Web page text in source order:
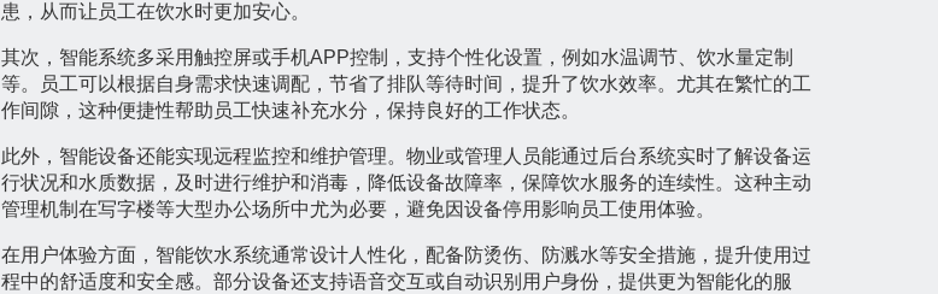
患，从而让员工在饮水时更加安心。
其次，智能系统多采用触控屏或手机APP控制，支持个性化设置，例如水温调节、饮水量定制
等。员工可以根据自身需求快速调配，节省了排队等待时间，提升了饮水效率。尤其在繁忙的工
作间隙，这种便捷性帮助员工快速补充水分，保持良好的工作状态。
此外，智能设备还能实现远程监控和维护管理。物业或管理人员能通过后台系统实时了解设备运
行状况和水质数据，及时进行维护和消毒，降低设备故障率，保障饮水服务的连续性。这种主动
管理机制在写字楼等大型办公场所中尤为必要，避免因设备停用影响员工使用体验。
在用户体验方面，智能饮水系统通常设计人性化，配备防烫伤、防溅水等安全措施，提升使用过
程中的舒适度和安全感。部分设备还支持语音交互或自动识别用户身份，提供更为智能化的服